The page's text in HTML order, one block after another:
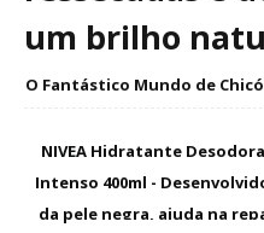
um brilho
O Fantástico Mundo de Chicó
NIVEA Hidratante
Intenso 400ml -
da pele negra, ajuda na